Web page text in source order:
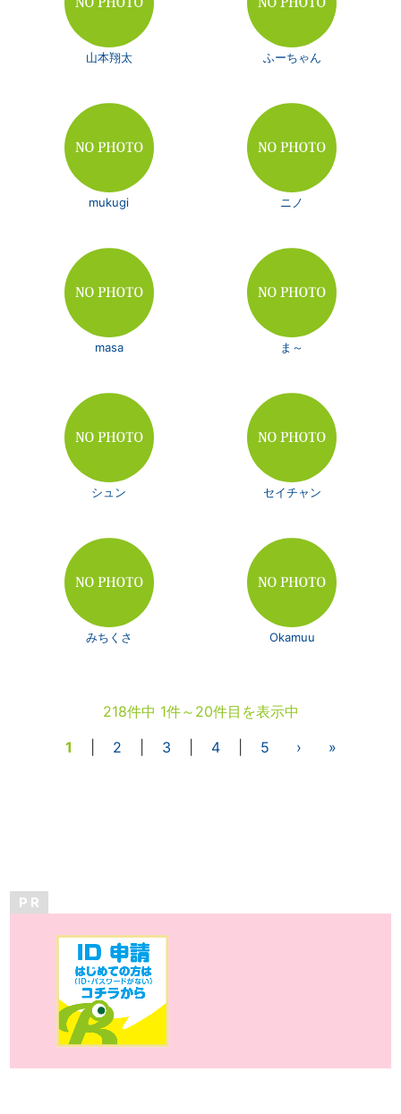
山本翔太 ふーちゃん
mukugi ニノ
masa ま～
シュン セイチャン
みちくさ Okamuu
218件中 1件～20件目を表示中
1
2 3 4| 5 › »
P R